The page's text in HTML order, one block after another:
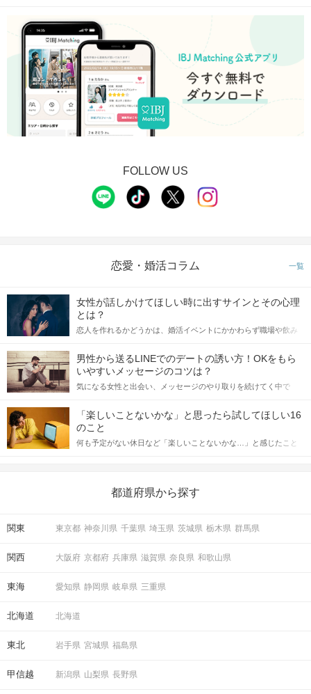
FOLLOW US
恋愛・婚活コラム 一覧
女性が話しかけてほしい時に出すサインとその心理
とは？
恋人を作れるかどうかは、婚活イベントにかかわらず職場や飲み
てアプローチできるかにも左右されます。 これから恋人作りを本
格的に始めようとしている方は、女性が異性を求めて出すサイン
をしっかりと理解し、正しい行動に移せるかどうかが重要。 この
記事では、女性が話しかけて欲しい時に出すサインとその心理を
合にどのような行動に繋げるべきかをご紹介していきます。
男性から送るLINEでのデートの誘い方！OKをもら
いやすいメッセージのコツは？
気になる女性と出会い、メッセージのやり取りを続けてく中で
しかし、中には「どう誘ったらいいの？」とお困りの男性もいら
っしゃるのではないでしょうか。 そこで今回は、男性から女性へ
送るLINEでのデートの誘い方のコツをご紹介します。例文も混じ
えながら解説するので、ぜひ参考にしてください。
「楽しいことないかな」と思ったら試してほしい16
のこと
何も予定がない休日など「楽しいことないかな…」と感じたこと
の楽しいことアイデアを集めました♪ いままさに楽しいことを探し
都道府県から探す
関東 東京都 神奈川県 千葉県 埼玉県 茨城県 栃木県 群馬県
関西 大阪府 京都府 兵庫県 滋賀県 奈良県 和歌山県
東海 愛知県 静岡県 岐阜県 三重県
北海道 北海道
東北 岩手県 宮城県 福島県
甲信越 新潟県 山梨県 長野県